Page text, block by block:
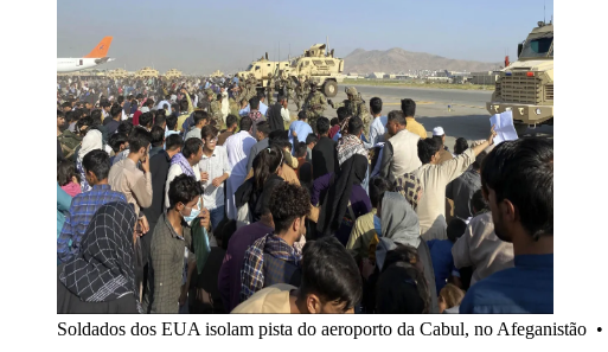
Soldados dos EUA isolam pista do aeroporto da Cabul, no Afeganistão •